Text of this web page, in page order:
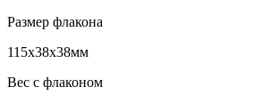
Размер флакона
115x38x38мм
Вес с флаконом